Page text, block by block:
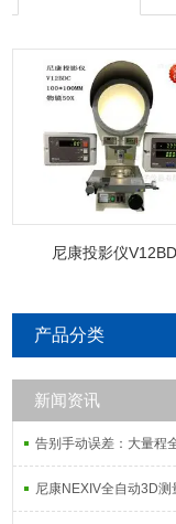
尼康投影仪
产品分类
新闻资讯
告别手动误差：大量程
尼康NEXIV全自动3D